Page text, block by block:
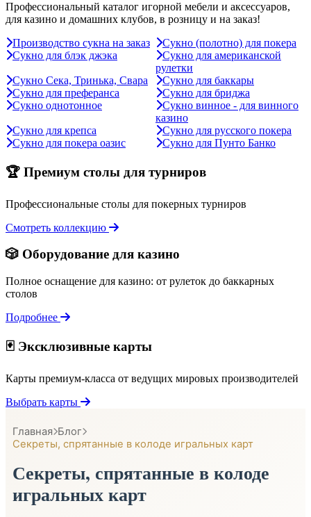
Профессиональный каталог игорной мебели и аксессуаров,
для казино и домашних клубов, в розницу и на заказ!
Производство сукна на заказ
Сукно (полотно) для покера
Сукно для блэк джэка
Сукно для американской
рулетки
Сукно Сека, Тринька, Свара
Сукно для баккары
Сукно для преферанса
Сукно для бриджа
Сукно однотонное
Сукно винное - для винного
казино
Сукно для крепса
Сукно для русского покера
Сукно для покера оазис
Сукно для Пунто Банко
🏆 Премиум столы для турниров
Профессиональные столы для покерных турниров
Смотреть коллекцию
🎲 Оборудование для казино
Полное оснащение для казино: от рулеток до баккарных
столов
Подробнее
🃏 Эксклюзивные карты
Карты премиум-класса от ведущих мировых производителей
Выбрать карты
Главная Блог
Секреты, спрятанные в колоде игральных карт
Секреты, спрятанные в колоде
игральных карт